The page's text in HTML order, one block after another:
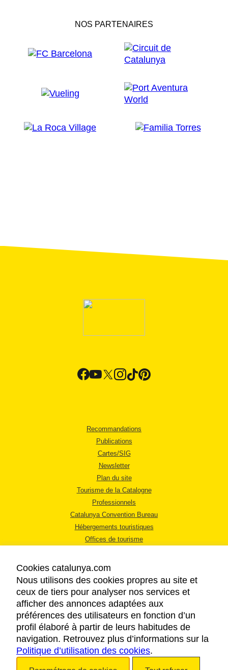
NOS PARTENAIRES
Recommandations
Publications
Cartes/SIG
Newsletter
Plan du site
Tourisme de la Catalogne
Professionnels
Catalunya Convention Bureau
Hébergements touristiques
Offices de tourisme
MENTIONS LÉGALES
RÈGLES DE CONFIDENTIALITÉ
COOKIES
ACCESSIBILITÉ
Cookies catalunya.com
Nous utilisons des cookies propres au site et
ceux de tiers pour analyser nos services et
afficher des annonces adaptées aux
préférences des utilisateurs en fonction d’un
profil élaboré à partir de leurs habitudes de
navigation. Retrouvez plus d’informations sur la
Politique d’utilisation des cookies.